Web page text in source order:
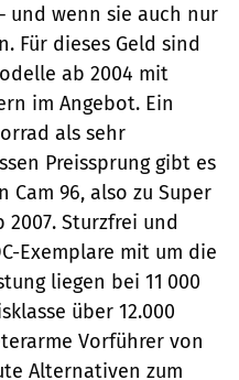
und wenn sie auch nur
Für dieses Geld sind
ab 2004 mit
im Angebot. Ein
als sehr
Preissprung gibt es
Cam 96, also zu Super
Sturzfrei und
Exemplare mit um die
liegen bei 11 000
über 12.000
Vorführer von
Alternativen zum